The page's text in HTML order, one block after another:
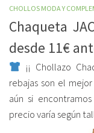
CHOLLOS MODA Y
Chaqueta
desde 11€
¡¡ Chollazo
rebajas son el
aún si
precio varía según